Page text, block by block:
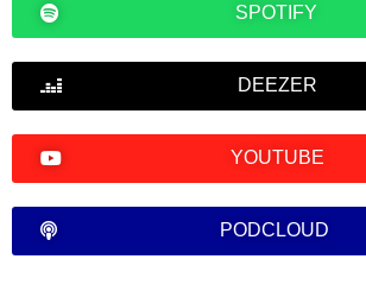
SPOTIFY
DEEZER
YOUTUBE
PODCLOUD